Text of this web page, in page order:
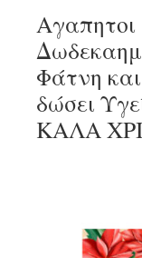
Φάτνη
δώσει
ΚΑΛΑ